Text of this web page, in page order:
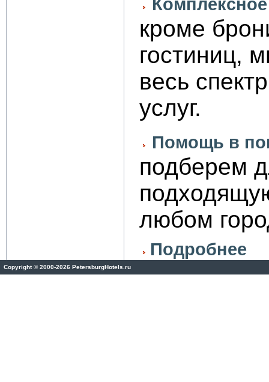
кроме
гостиниц,
весь
услуг.
Помощь в
подберем
любом
Подробнее
Copyright©2000-2026 PetersburgHotels.ru